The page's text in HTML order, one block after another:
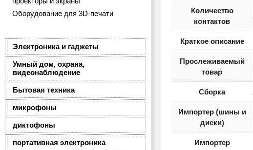
Оборудование для 3D-печати
Электроника и гаджеты
Умный дом, охрана,
видеонаблюдение
Бытовая техника
микрофоны
диктофоны
портативная электроника
Количество
контактов
Краткое описание
Прослеживаемый
товар
Сборка
Импортер (шины и
диски)
Импортер